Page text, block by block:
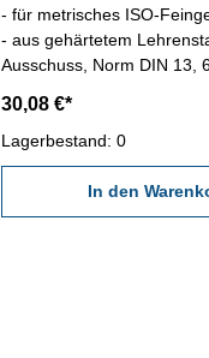
- für metrisches ISO-
- aus gehärtetem
Ausschuss, Norm DIN 13,
30,08 €*
Lagerbestand: 0
In den